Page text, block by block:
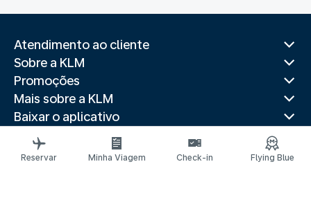
Atendimento ao cliente
Sobre a KLM
Promoções
Mais sobre a KLM
Baixar o aplicativo
Sites relacionados
Guias de viagem
Reservar Minha Viagem Check-in Flying Blue